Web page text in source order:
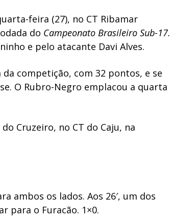
feira (27), no CT Ribamar
do Campeonato Brasileiro Sub-17.
e pelo atacante Davi Alves.
competição, com 32 pontos, e se
O Rubro-Negro emplacou a quarta
Cruzeiro, no CT do Caju, na
ambos os lados. Aos 26′, um dos
para o Furacão. 1×0.